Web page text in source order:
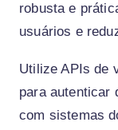
robusta e
usuários e
Utilize APIs de
para autenticar
com sistemas